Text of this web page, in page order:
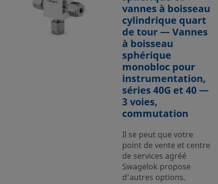
vannes à boisseau
cylindrique quart
de tour — Vannes
à boisseau
sphérique
monobloc pour
instrumentation,
séries 40G et 40 —
3 voies,
commutation
Il se peut que votre
point de vente et centre
de services agréé
Swagelok propose
d’autres options.